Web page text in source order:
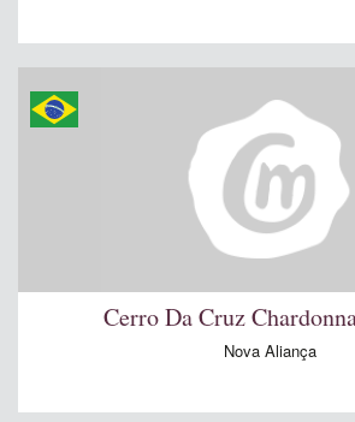
Cerro Da Cruz
Nova Aliança